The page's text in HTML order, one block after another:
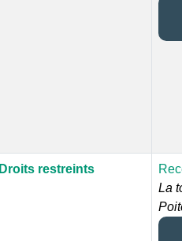
Droits restreints
La